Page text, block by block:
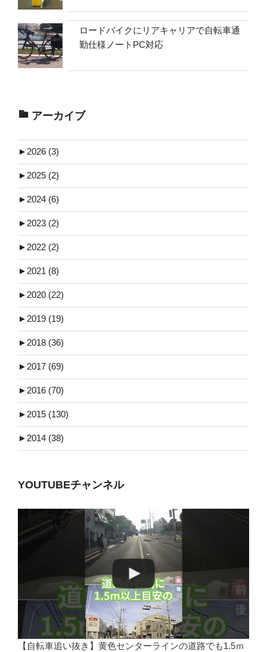
ロードバイクにリアキャリアで自転車通
勤仕様ノートPC対応
アーカイブ
►2026 (3)
►2025 (2)
►2024 (6)
►2023 (2)
►2022 (2)
►2021 (8)
►2020 (22)
►2019 (19)
►2018 (36)
►2017 (69)
►2016 (70)
►2015 (130)
►2014 (38)
YOUTUBEチャンネル
【自転車追い抜き】黄色センターラインの道路でも1.5ｍ